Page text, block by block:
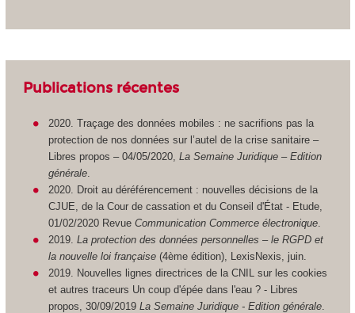
Publications récentes
2020. Traçage des données mobiles : ne sacrifions pas la
protection de nos données sur l’autel de la crise sanitaire –
Libres propos – 04/05/2020,La Semaine Juridique – Edition
générale
2020. Droit au déréférencement : nouvelles décisions de la
CJUE, de la Cour de cassation et du Conseil d'État - Etude,
01/02/2020 RevueCommunication Commerce électronique
2019.La protection des données personnelles – le RGPD et
la nouvelle loi française (4ème édition), LexisNexis, juin.
2019. Nouvelles lignes directrices de la CNIL sur les cookies
et autres traceurs Un coup d'épée dans l'eau ? - Libres
propos, 30/09/2019La Semaine Juridique - Edition générale